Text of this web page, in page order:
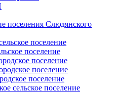
поселения Слюдянского
поселение
поселение
поселение
поселение
поселение
сельское поселение